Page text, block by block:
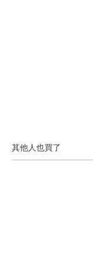
其他人也買了